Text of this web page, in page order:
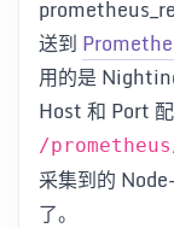
送到
用的是
Host 和 Port
/
采集到的
了。